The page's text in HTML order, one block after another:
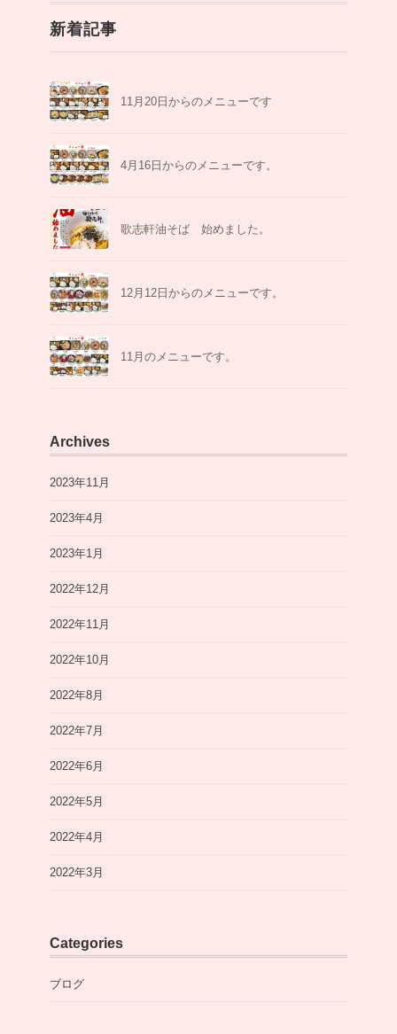
新着記事
11月20日からのメニューです
4月16日からのメニューです。
歌志軒油そば 始めました。
12月12日からのメニューです。
11月のメニューです。
Archives
2023年11月
2023年4月
2023年1月
2022年12月
2022年11月
2022年10月
2022年8月
2022年7月
2022年6月
2022年5月
2022年4月
2022年3月
Categories
ブログ